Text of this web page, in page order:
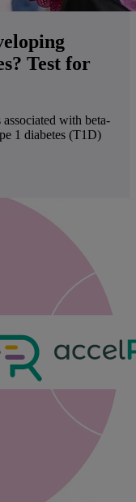
Test for
with beta-
1 diabetes (T1D)